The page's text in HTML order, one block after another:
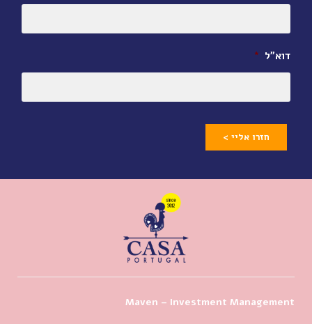
דוא״ל *
חזרו אליי >
Maven – Investment Management